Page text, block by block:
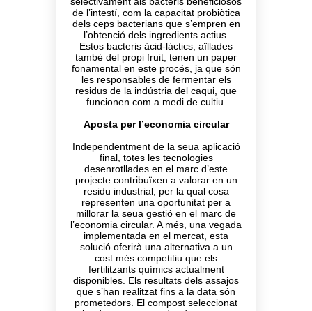
de l’intestí, com la capacitat probiòtica
dels ceps bacterians que s’empren en
l’obtenció dels ingredients actius.
Estos bacteris àcid-làctics, aïllades
també del propi fruit, tenen un paper
fonamental en este procés, ja que són
les responsables de fermentar els
residus de la indústria del caqui, que
funcionen com a medi de cultiu.
Aposta per l’economia circular
Independentment de la seua aplicació
final, totes les tecnologies
desenrotllades en el marc d’este
projecte contribuïxen a valorar en un
residu industrial, per la qual cosa
representen una oportunitat per a
millorar la seua gestió en el marc de
l’economia circular. A més, una vegada
implementada en el mercat, esta
solució oferirà una alternativa a un
cost més competitiu que els
fertilitzants químics actualment
disponibles. Els resultats dels assajos
que s’han realitzat fins a la data són
prometedors. El compost seleccionat